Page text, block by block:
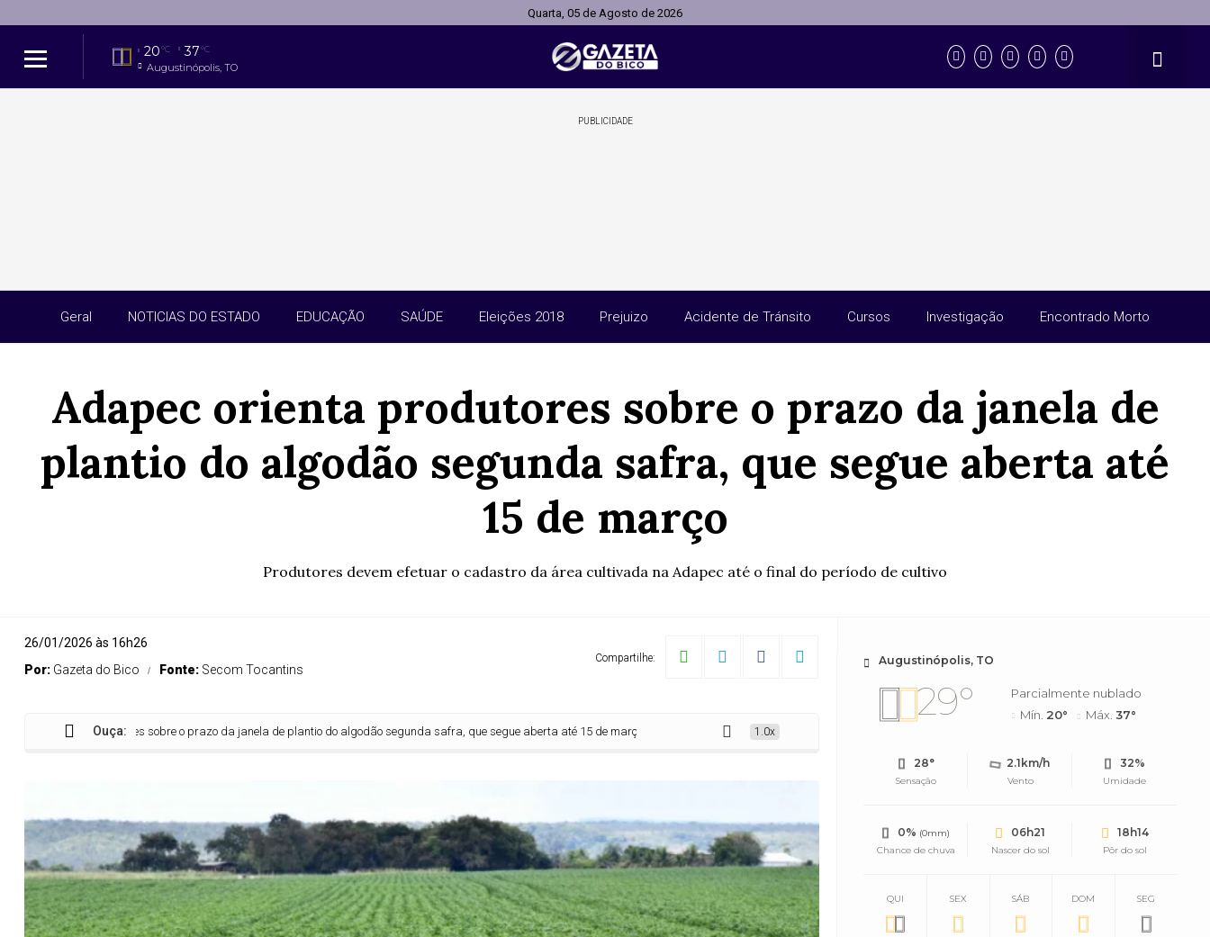
Quarta, 05 de Agosto de 2026
20°C 37°C
Augustinópolis, TO
PUBLICIDADE
Geral NOTICIAS DO ESTADO EDUCAÇÃO SAÚDE Eleições 2018 Prejuizo Acidente de Tránsito Cursos Investigação Encontrado Morto
Adapec orienta produtores sobre o prazo da janela de
plantio do algodão segunda safra, que segue aberta até
15 de março
Produtores devem efetuar o cadastro da área cultivada na Adapec até o final do período de cultivo
26/01/2026 às 16h26
Por: Gazeta do Bico Fonte: Secom Tocantins
Compartilhe:
Ouça:
orienta produtores sobre o prazo da janela de plantio do algodão segunda safra, que segue aberta até 15 de março 1.0x
Augustinópolis, TO
29°
Parcialmente nublado
Mín. 20° Máx.37°
28°
Sensação
2.1km/h
Vento
32%
Umidade
0% (0mm)
Chance de chuva
06h21
Nascer do sol
18h14
Pôr do sol
QUI SEX SÁB DOM SEG